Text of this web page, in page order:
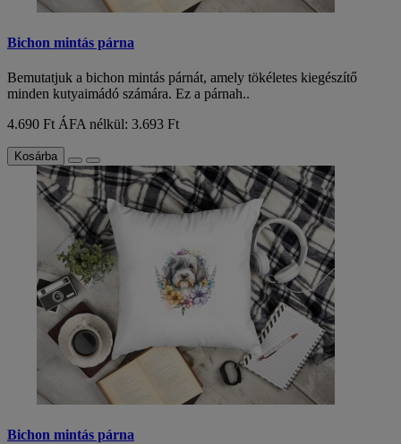
Bichon mintás párna
Bemutatjuk a bichon mintás párnát, amely tökéletes kiegészítő
minden kutyaimádó számára. Ez a párnah..
4.690 Ft ÁFA nélkül: 3.693 Ft
Kosárba
Bichon mintás párna